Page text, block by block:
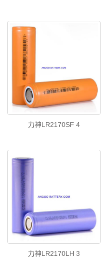
力神LR2170SF 4
力神LR2170LH 3